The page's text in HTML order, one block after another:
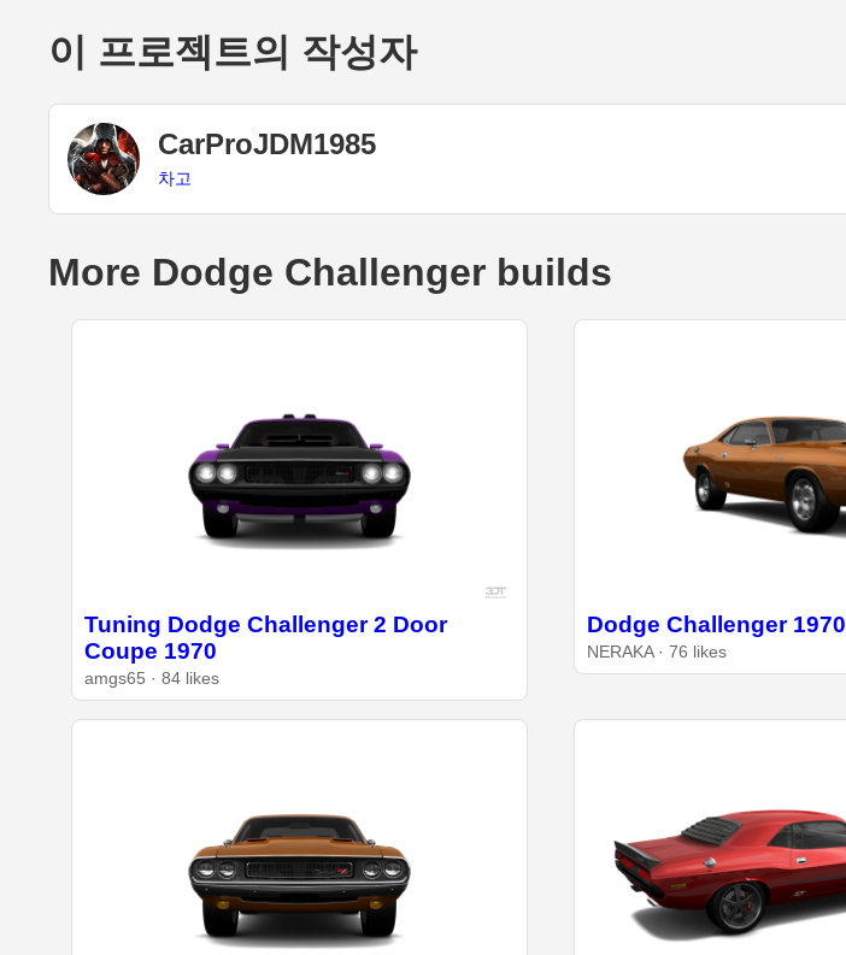
이 프로젝트의 작성자
CarProJDM1985
차고
More Dodge Challenger builds
Tuning Dodge Challenger 2 Door
Coupe 1970
amgs65 · 84 likes
Dodge Challenger 1970
NERAKA · 76 likes